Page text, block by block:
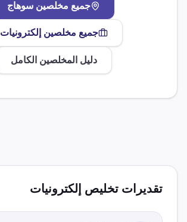
جميع مخلصين سوهاج
جميع مخلصين إلكترونيات
دليل المخلصين الكامل
تقديرات تخليص إلكترونيات